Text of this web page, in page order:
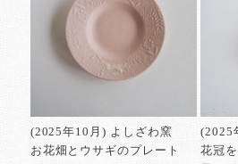
(2025年10月) よしざわ窯
お花畑とウサギのプレート
(2025
花冠